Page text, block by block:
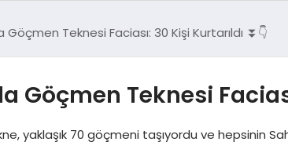
Göçmen Teknesi Faciası: 30 Kişi Kurtarıldı ⏬👇
Göçmen Teknesi
yaklaşık 70 göçmeni taşıyordu ve hepsinin